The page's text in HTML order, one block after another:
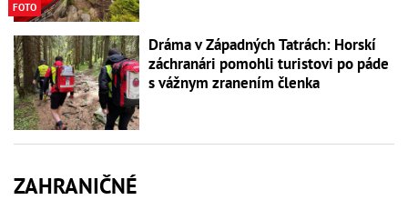
FOTO
Dráma v Západných Tatrách: Horskí
záchranári pomohli turistovi po páde
s vážnym zranením členka
ZAHRANIČNÉ